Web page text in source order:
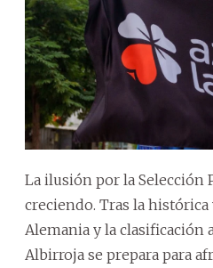
La ilusión por la Selección
creciendo. Tras la
Alemania y la clasificación
Albirroja se prepara para